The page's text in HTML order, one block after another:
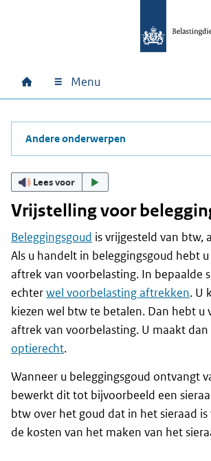
Hoofdnavigatie
Home Menu
Andere onderwerpen
Lees voor
Vrijstelling voor
Beleggingsgoud is vrijgesteld van btw,
Als u handelt in beleggingsgoud hebt
aftrek van voorbelasting. In bepaalde
echterwel voorbelasting aftrekken. U
kiezen wel btw te betalen. Dan hebt u
aftrek van voorbelasting. U maakt
optierecht.
Wanneer u beleggingsgoud ontvangt
bewerkt dit tot bijvoorbeeld een
btw over het goud dat in het sieraad
de kosten van het maken van het